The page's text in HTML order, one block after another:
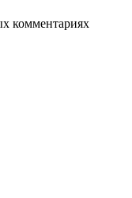
комментариях